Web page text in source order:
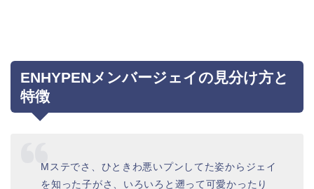
ENHYPENメンバージェイの見分け方と
特徴
Mステでさ、ひときわ悪いプンしてた姿からジェイ
を知った子がさ、いろいろと遡って可愛かったり